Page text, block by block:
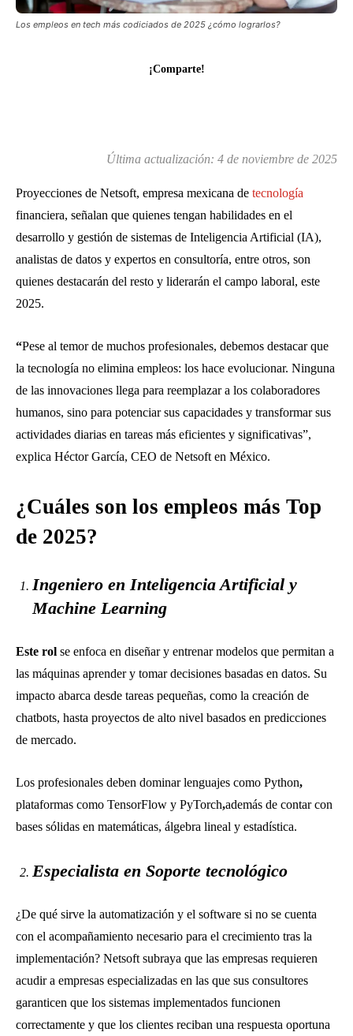
Los empleos en tech más codiciados de 2025 ¿cómo lograrlos?
¡Comparte!
Última actualización: 4 de noviembre de 2025
Proyecciones de Netsoft, empresa mexicana de tecnología
financiera, señalan que quienes tengan habilidades en el
desarrollo y gestión de sistemas de Inteligencia Artificial (IA),
analistas de datos y expertos en consultoría, entre otros, son
quienes destacarán del resto y liderarán el campo laboral, este
2025.
“Pese al temor de muchos profesionales, debemos destacar que
la tecnología no elimina empleos: los hace evolucionar. Ninguna
de las innovaciones llega para reemplazar a los colaboradores
humanos, sino para potenciar sus capacidades y transformar sus
actividades diarias en tareas más eficientes y significativas”,
explica Héctor García, CEO de Netsoft en México.
¿Cuáles son los empleos más Top
de 2025?
Ingeniero en Inteligencia Artificial y
Machine Learning
Este rol se enfoca en diseñar y entrenar modelos que permitan a
las máquinas aprender y tomar decisiones basadas en datos. Su
impacto abarca desde tareas pequeñas, como la creación de
chatbots, hasta proyectos de alto nivel basados en predicciones
de mercado.
Los profesionales deben dominar lenguajes como Python,
plataformas como TensorFlow y PyTorch,además de contar con
bases sólidas en matemáticas, álgebra lineal y estadística.
Especialista en Soporte tecnológico
¿De qué sirve la automatización y el software si no se cuenta
con el acompañamiento necesario para el crecimiento tras la
implementación? Netsoft subraya que las empresas requieren
acudir a empresas especializadas en las que sus consultores
garanticen que los sistemas implementados funcionen
correctamente y que los clientes reciban una respuesta oportuna